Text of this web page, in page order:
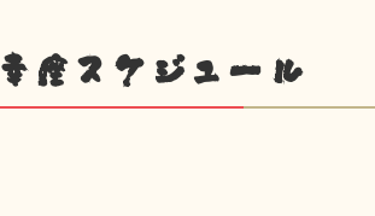
幸座スケジュール